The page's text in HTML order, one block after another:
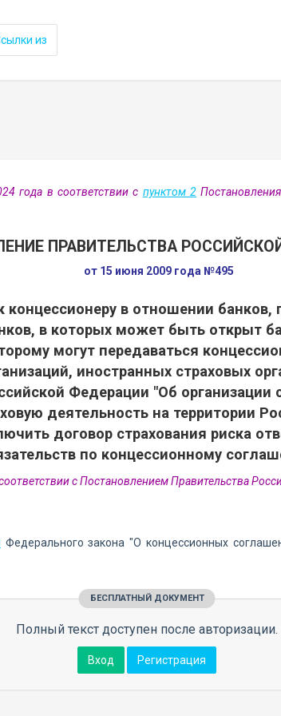
из
года в соответствии с пунктом 2
ПРАВИТЕЛЬСТВА
от 15 июня 2009 года №495
концессионеру в отношении
в которых может быть открыт
могут передаваться
иностранных страховых
Федерации "Об организации
деятельность на территории
договор страхования риска
по концессионному
с Постановлением Правительства
Федерального закона "О концессионных
БЕСПЛАТНЫЙ ДОКУМЕНТ
Полный текст доступен после авторизации.
Вход Регистрация